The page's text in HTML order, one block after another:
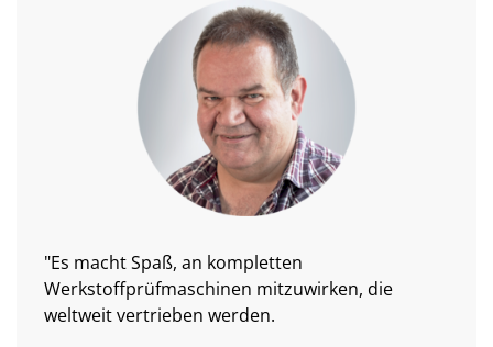
"Es macht Spaß, an kompletten
Werkstoffprüfmaschinen mitzuwirken, die
weltweit vertrieben werden.